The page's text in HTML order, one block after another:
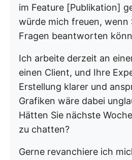
im Feature [Publikation]
würde mich freuen, wenn
Fragen beantworten
Ich arbeite derzeit an
einen Client, und Ihre
Erstellung klarer und
Grafiken wäre dabei
Hätten Sie nächste
zu chatten?
Gerne revanchiere ich